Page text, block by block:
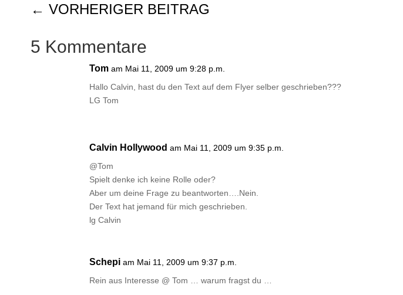
← VORHERIGER BEITRAG
5 Kommentare
Tom am Mai 11, 2009 um 9:28 p.m.
Hallo Calvin, hast du den Text auf dem Flyer selber geschrieben???
LG Tom
Calvin Hollywood am Mai 11, 2009 um 9:35 p.m.
@Tom
Spielt denke ich keine Rolle oder?
Aber um deine Frage zu beantworten….Nein.
Der Text hat jemand für mich geschrieben.
lg Calvin
Schepi am Mai 11, 2009 um 9:37 p.m.
Rein aus Interesse @ Tom … warum fragst du …